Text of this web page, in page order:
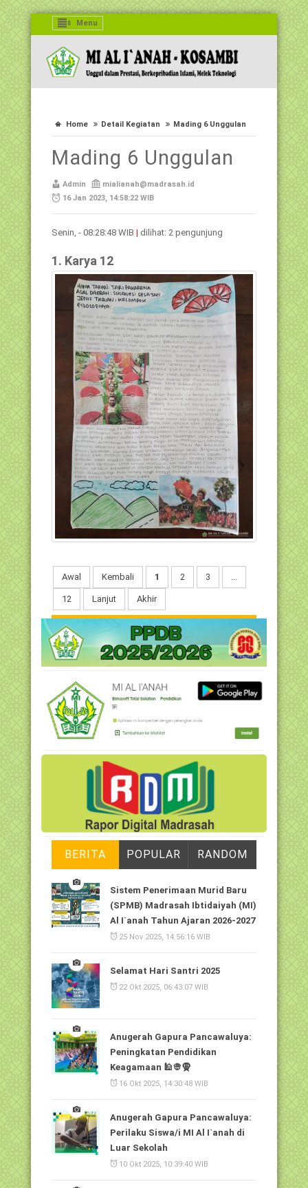
Menu
Home Detail Kegiatan Mading 6 Unggulan
Mading 6 Unggulan
Admin
mialianah@madrasah.id
16 Jan 2023, 14:58:22 WIB
Senin, - 08:28:48 WIB | dilihat: 2 pengunjung
1. Karya 12
Awal Kembali 1 2 3
12 Lanjut Akhir
BERITA POPULAR RANDOM
Sistem Penerimaan Murid Baru
(SPMB) Madrasah Ibtidaiyah (MI)
Al I`anah Tahun Ajaran 2026-2027
25 Nov 2025, 14:56:16 WIB
Selamat Hari Santri 2025
22 Okt 2025, 06:43:07 WIB
Anugerah Gapura Pancawaluya:
Peningkatan Pendidikan
Keagamaan 🕌👳🧕
16 Okt 2025, 14:30:48 WIB
Anugerah Gapura Pancawaluya:
Perilaku Siswa/i MI Al I`anah di
Luar Sekolah
10 Okt 2025, 10:39:40 WIB